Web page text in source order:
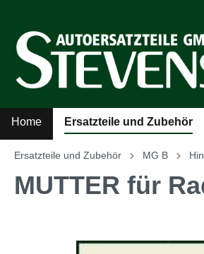
Home Ersatzteile und Zubehör
Ersatzteile und Zubehör MG B
MUTTER für